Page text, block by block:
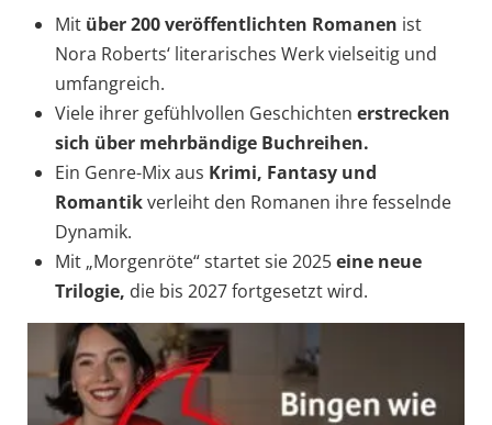
Mit über 200 veröffentlichten Romanen ist
Nora Roberts‘ literarisches Werk vielseitig und
umfangreich.
Viele ihrer gefühlvollen Geschichten erstrecken
sich über mehrbändige Buchreihen.
Ein Genre-Mix aus Krimi, Fantasy und
Romantikverleiht den Romanen ihre fesselnde
Dynamik.
Mit „Morgenröte“ startet sie 2025eine neue
Trilogie, die bis 2027 fortgesetzt wird.